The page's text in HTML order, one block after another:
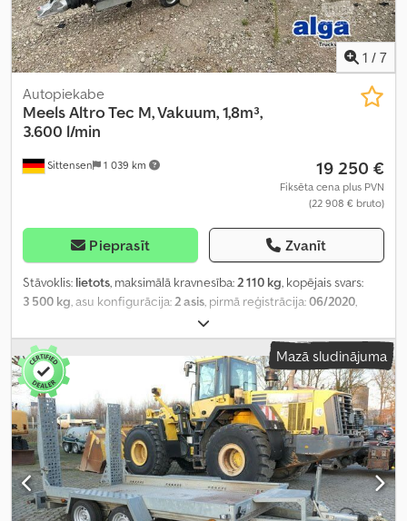
1 / 7
Sittensen 1 039 km
Autopiekabe
MeelsAltro Tec M, Vakuum, 1,8m³,
3.600 l/min
19 250 €
Fiksēta cena plus PVN
(22 908 € bruto)
Pieprasīt Zvanīt
Stāvoklis: lietots, maksimālā kravnesība:2 110 kg, kopējais svars:
3 500 kg, asu konfigurācija:2 asis, pirmā reģistrācija:06/2020,
, kopējais garums:
kopējais platums:1 650 mm, kopējais augstums:2 050 mm,
Mazā sludinājuma